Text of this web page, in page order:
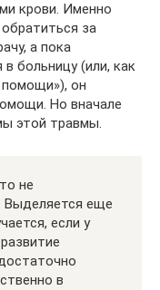
крови. Именно
за
а пока
больницу (или, как
он
Но вначале
этой травмы.
не
Выделяется еще
если у
в